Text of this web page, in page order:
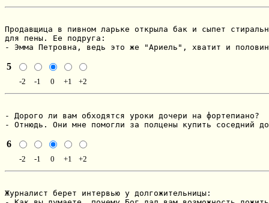
Продавщица в пивном ларьке открыла бак и сыпет
для пены. Ее подруга:
- Эмма Петровна, ведь это же "Ариель", хватит и
5
-2 -1 0 +1 +2
- Дорого ли вам обходятся уроки дочери на фортепиано?
- Отнюдь. Они мне помогли за полцены купить соседний
6
-2 -1 0 +1 +2
Журналист берет интервью у долгожительницы: